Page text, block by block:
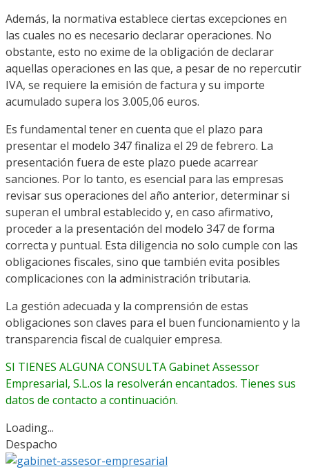
Además, la normativa establece ciertas excepciones en
las cuales no es necesario declarar operaciones. No
obstante, esto no exime de la obligación de declarar
aquellas operaciones en las que, a pesar de no repercutir
IVA, se requiere la emisión de factura y su importe
acumulado supera los 3.005,06 euros.
Es fundamental tener en cuenta que el plazo para
presentar el modelo 347 finaliza el 29 de febrero. La
presentación fuera de este plazo puede acarrear
sanciones. Por lo tanto, es esencial para las empresas
revisar sus operaciones del año anterior, determinar si
superan el umbral establecido y, en caso afirmativo,
proceder a la presentación del modelo 347 de forma
correcta y puntual. Esta diligencia no solo cumple con las
obligaciones fiscales, sino que también evita posibles
complicaciones con la administración tributaria.
La gestión adecuada y la comprensión de estas
obligaciones son claves para el buen funcionamiento y la
transparencia fiscal de cualquier empresa.
SI TIENES ALGUNA CONSULTA Gabinet Assessor
Empresarial, S.L.os la resolverán encantados. Tienes sus
datos de contacto a continuación.
Loading...
Despacho